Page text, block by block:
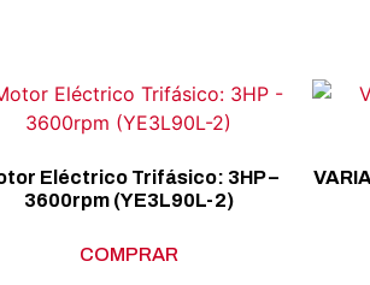
Eléctrico Trifásico: 3HP –
3600rpm (YE3L90L-2)
COMPRAR